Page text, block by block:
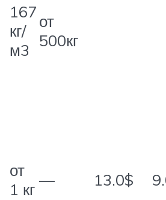
167
кг/
м3
от
500кг
от
1 кг — 13.0$